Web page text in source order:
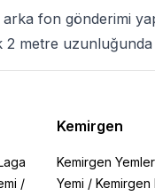
fon gönderimi
metre uzunluğunda
/
Kemirgen
Kemirgen
Yemi / Kemirgen